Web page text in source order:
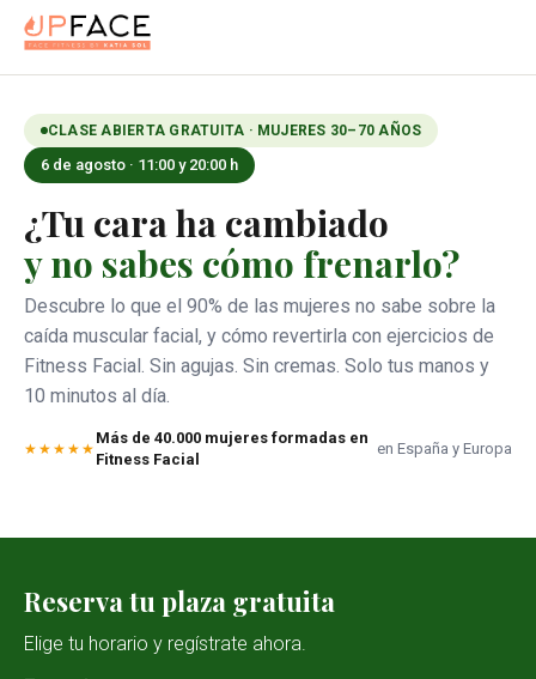
CLASE ABIERTA GRATUITA · MUJERES 30–70 AÑOS
6 de agosto · 11:00 y 20:00 h
¿Tu cara ha cambiado
y no sabes cómo frenarlo?
Descubre lo que el 90% de las mujeres no sabe sobre la
caída muscular facial, y cómo revertirla con ejercicios de
Fitness Facial. Sin agujas. Sin cremas. Solo tus manos y
10 minutos al día.
Más de 40.000 mujeres formadas en
Fitness Facial
en España y Europa